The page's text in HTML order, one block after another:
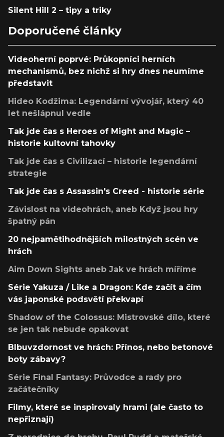
Silent Hill 2 – tipy a triky
Doporučené články
Videoherní poprvé: Průkopníci herních
mechanismů, bez nichž si hry dnes neumíme
představit
Hideo Kodžima: Legendární vývojář, který 40
let nešlápnul vedle
Tak jde čas s Heroes of Might and Magic –
historie kultovní tahovky
Tak jde čas s Civilizací – historie legendární
strategie
Tak jde čas s Assassin's Creed - historie série
Závislost na videohrách, aneb Když jsou hry
špatný pán
20 nejpamětihodnějších milostných scén ve
hrách
Aim Down Sights aneb Jak ve hrách míříme
Série Yakuza / Like a Dragon: Kde začít a čím
vás japonské podsvětí překvapí
Shadow of the Colossus: Mistrovské dílo, které
se jen tak nebude opakovat
Blbuvzdornost ve hrách: Přínos, nebo betonové
boty zábavy?
Série Final Fantasy: Průvodce a rady pro
začátečníky
Filmy, které se inspirovaly hrami (ale často to
nepřiznají)